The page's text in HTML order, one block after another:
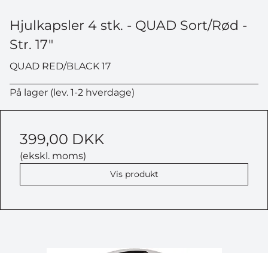
Hjulkapsler 4 stk. - QUAD Sort/Rød -
Str. 17"
QUAD RED/BLACK 17
På lager (lev. 1-2 hverdage)
399,00 DKK
(ekskl. moms)
Vis produkt